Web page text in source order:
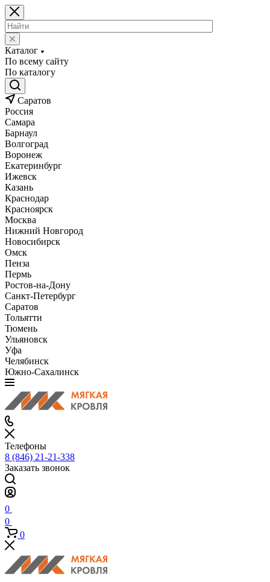
Каталог
По всему сайту
По каталогу
Саратов
Россия
Самара
Барнаул
Волгоград
Воронеж
Екатеринбург
Ижевск
Казань
Краснодар
Красноярск
Москва
Нижний Новгород
Новосибирск
Омск
Пенза
Пермь
Ростов-на-Дону
Санкт-Петербург
Саратов
Тольятти
Тюмень
Ульяновск
Уфа
Челябинск
Южно-Сахалинск
Телефоны
8 (846) 21-21-338
Заказать звонок
0
0
0